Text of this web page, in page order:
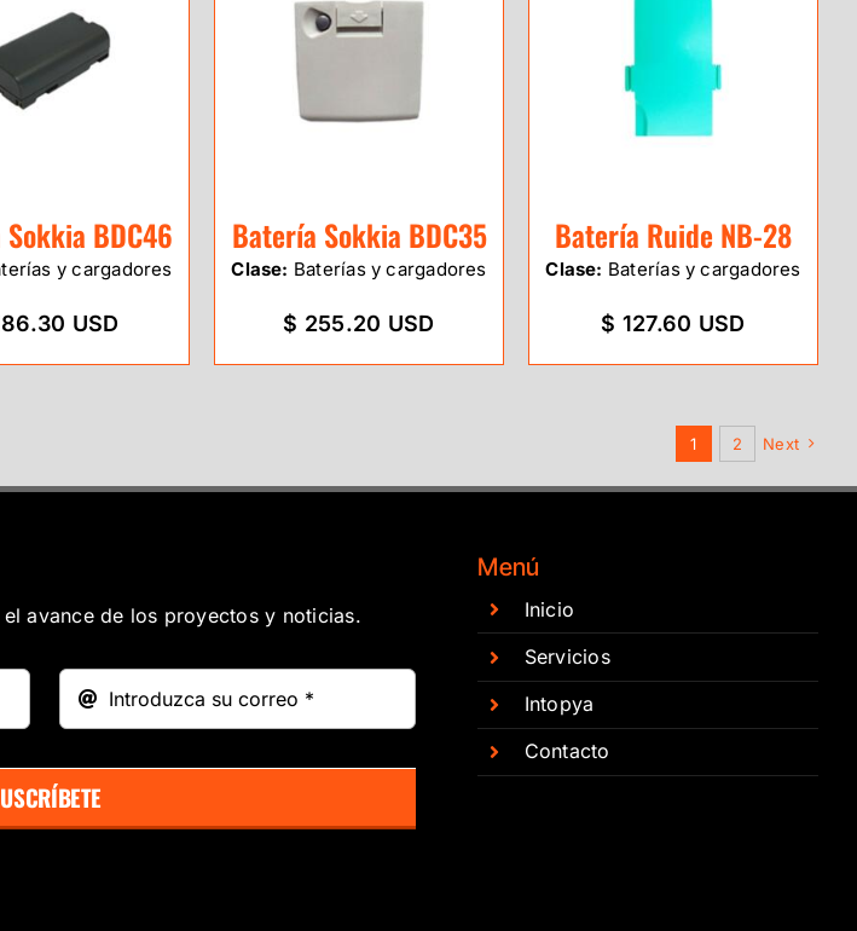
BDC46
y cargadores
USD
Batería Sokkia BDC35
Clase: Baterías y cargadores
$ 255.20 USD
Batería Ruide NB-28
Clase: Baterías y cargadores
$ 127.60 USD
1 2 Next
avance de los proyectos y noticias.
Menú
Inicio
Servicios
Intopya
Contacto